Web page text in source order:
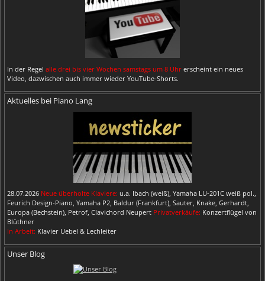
In der Regel alle drei bis vier Wochen samstags um 8 Uhr erscheint ein neues
Video, dazwischen auch immer wieder YouTube-Shorts.
Aktuelles bei Piano Lang
28.07.2026 Neue überholte Klaviere: u.a. Ibach (weiß), Yamaha LU-201C weiß pol.,
Feurich Design-Piano, Yamaha P2, Baldur (Frankfurt), Sauter, Knake, Gerhardt,
Europa (Bechstein), Petrof, Clavichord Neupert Privatverkäufe: Konzertflügel von
Blüthner
In Arbeit: Klavier Uebel & Lechleiter
Unser Blog